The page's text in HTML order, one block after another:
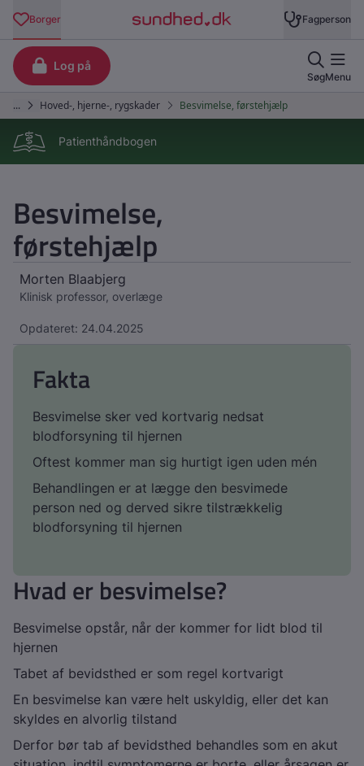
Patienthåndbogen
Besvimelse,
førstehjælp
Morten Blaabjerg
Klinisk professor, overlæge
Opdateret: 24.04.2025
Fakta
Besvimelse sker ved kortvarig nedsat
blodforsyning til hjernen
Oftest kommer man sig hurtigt igen uden mén
Behandlingen er at lægge den besvimede
person ned og derved sikre tilstrækkelig
blodforsyning til hjernen
Hvad er besvimelse?
Besvimelse opstår, når der kommer for lidt blod til
hjernen
Tabet af bevidsthed er som regel kortvarigt
En besvimelse kan være helt uskyldig, eller det kan
skyldes en alvorlig tilstand
Derfor bør tab af bevidsthed behandles som en akut